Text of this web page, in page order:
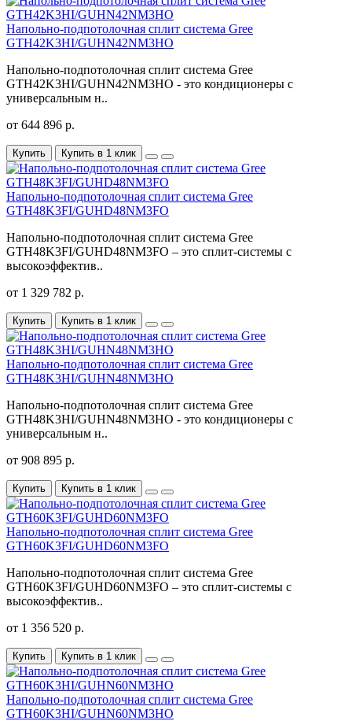
Напольно-подпотолочная сплит система Gree
GTH42K3HI/GUHN42NM3HO
Напольно-подпотолочная сплит система Gree
GTH42K3HI/GUHN42NM3HO - это кондиционеры с
универсальным н..
от 644 896 р.
Купить Купить в 1 клик
Напольно-подпотолочная сплит система Gree
GTH48K3FI/GUHD48NM3FO
Напольно-подпотолочная сплит система Gree
GTH48K3FI/GUHD48NM3FO – это сплит-системы с
высокоэффектив..
от 1 329 782 р.
Купить Купить в 1 клик
Напольно-подпотолочная сплит система Gree
GTH48K3HI/GUHN48NM3HO
Напольно-подпотолочная сплит система Gree
GTH48K3HI/GUHN48NM3HO - это кондиционеры с
универсальным н..
от 908 895 р.
Купить Купить в 1 клик
Напольно-подпотолочная сплит система Gree
GTH60K3FI/GUHD60NM3FO
Напольно-подпотолочная сплит система Gree
GTH60K3FI/GUHD60NM3FO – это сплит-системы с
высокоэффектив..
от 1 356 520 р.
Купить Купить в 1 клик
Напольно-подпотолочная сплит система Gree
GTH60K3HI/GUHN60NM3HO